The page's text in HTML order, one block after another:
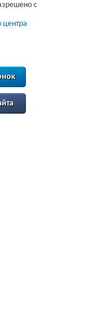
с
центра